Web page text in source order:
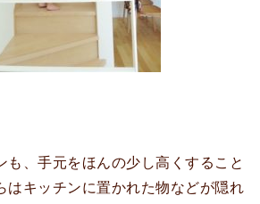
も、手元をほんの少し高くすること
はキッチンに置かれた物などが隠れ